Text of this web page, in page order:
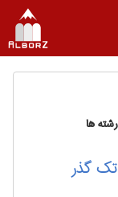
ها
تک گذر